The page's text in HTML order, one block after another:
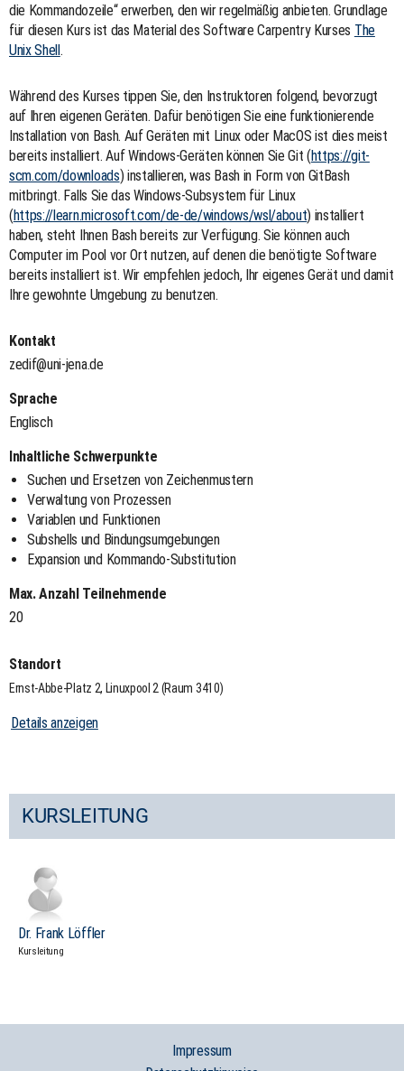
die Kommandozeile“ erwerben, den wir regelmäßig anbieten. Grundlage
für diesen Kurs ist das Material des Software Carpentry Kurses The
Unix Shell.
Während des Kurses tippen Sie, den Instruktoren folgend, bevorzugt
auf Ihren eigenen Geräten. Dafür benötigen Sie eine funktionierende
Installation von Bash. Auf Geräten mit Linux oder MacOS ist dies meist
bereits installiert. Auf Windows-Geräten können Sie Git (https://git-
scm.com/downloads) installieren, was Bash in Form von GitBash
mitbringt. Falls Sie das Windows-Subsystem für Linux
(https://learn.microsoft.com/de-de/windows/wsl/about) installiert
haben, steht Ihnen Bash bereits zur Verfügung. Sie können auch
Computer im Pool vor Ort nutzen, auf denen die benötigte Software
bereits installiert ist. Wir empfehlen jedoch, Ihr eigenes Gerät und damit
Ihre gewohnte Umgebung zu benutzen.
Kontakt
zedif@uni-jena.de
Sprache
Englisch
Inhaltliche Schwerpunkte
Suchen und Ersetzen von Zeichenmustern
Verwaltung von Prozessen
Variablen und Funktionen
Subshells und Bindungsumgebungen
Expansion und Kommando-Substitution
Max. Anzahl Teilnehmende
20
Standort
Ernst-Abbe-Platz 2, Linuxpool 2 (Raum 3410)
Details anzeigen
KURSLEITUNG
Dr. Frank Löffler
Kursleitung
Impressum